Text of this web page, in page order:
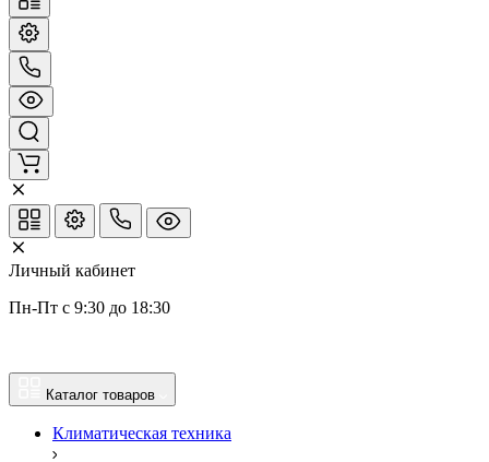
Личный кабинет
Пн-Пт с 9:30 до 18:30
Каталог товаров
Климатическая техника